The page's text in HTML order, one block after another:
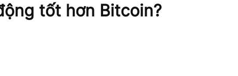
tốt hơn Bitcoin?